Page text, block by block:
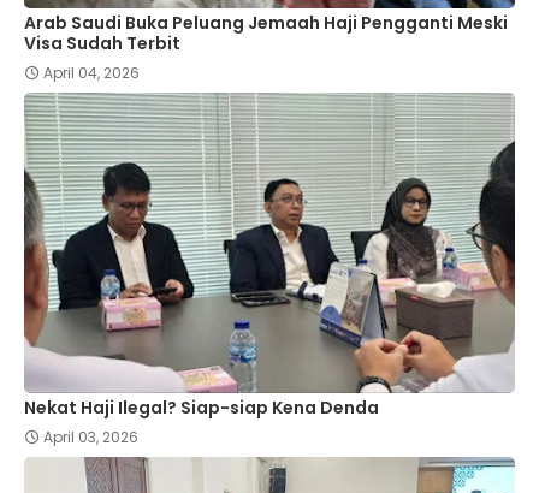
Arab Saudi Buka Peluang Jemaah Haji Pengganti Meski
Visa Sudah Terbit
April 04, 2026
Nekat Haji Ilegal? Siap-siap Kena Denda
April 03, 2026